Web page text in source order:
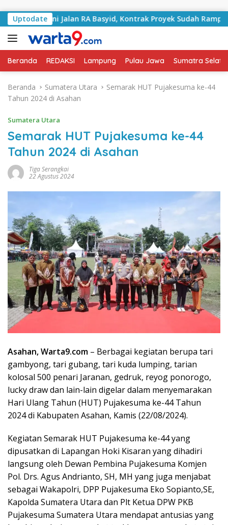
Uptodate
Jalan RA Basyid, Kontrak Proyek Sudah Rampung
Beranda REDAKSI Lampung Pulau Jawa Sumatra
Beranda Sumatera Utara
Semarak HUT Pujakesuma ke-44
Tahun 2024 di Asahan
Sumatera Utara
Semarak HUT Pujakesuma ke-44
Tahun 2024 di Asahan
Tiga Serangkai
22 Agustus 2024
Asahan, Warta9.com – Berbagai kegiatan berupa tari
gambyong, tari gubang, tari kuda lumping, tarian
kolosal 500 penari Jaranan, gedruk, reyog ponorogo,
lucky draw dan lain-lain digelar dalam menyemarakan
Hari Ulang Tahun (HUT) Pujakesuma ke-44 Tahun
2024 di Kabupaten Asahan, Kamis (22/08/2024).
Kegiatan Semarak HUT Pujakesuma ke-44 yang
dipusatkan di Lapangan Hoki Kisaran yang dihadiri
langsung oleh Dewan Pembina Pujakesuma Komjen
Pol. Drs. Agus Andrianto, SH, MH yang juga menjabat
sebagai Wakapolri, DPP Pujakesuma Eko Sopianto,SE,
Kapolda Sumatera Utara dan Plt Ketua DPW PKB
Pujakesuma Sumatera Utara mendapat antusias yang